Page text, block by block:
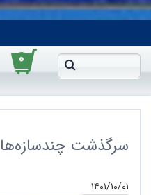
۰
سرگذشت چندسازه‌ها
۱۴۰۱/۱۰/۰۱